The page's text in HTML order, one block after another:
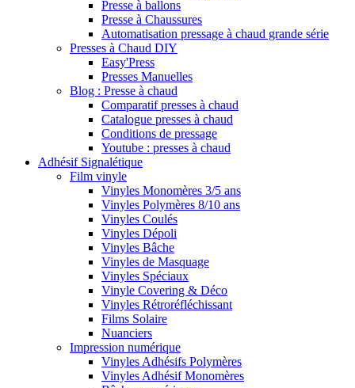
Presse à ballons
Presse à Chaussures
Automatisation pressage à chaud grande série
Presses à Chaud DIY
Easy'Press
Presses Manuelles
Blog : Presse à chaud
Comparatif presses à chaud
Catalogue presses à chaud
Conditions de pressage
Youtube : presses à chaud
Adhésif Signalétique
Film vinyle
Vinyles Monomères 3/5 ans
Vinyles Polymères 8/10 ans
Vinyles Coulés
Vinyles Dépoli
Vinyles Bâche
Vinyles de Masquage
Vinyles Spéciaux
Vinyle Covering & Déco
Vinyles Rétroréfléchissant
Films Solaire
Nuanciers
Impression numérique
Vinyles Adhésifs Polymères
Vinyles Adhésif Monomères